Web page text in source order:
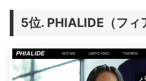
PHIALIDE（フィ